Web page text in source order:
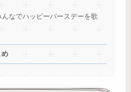
なでハッピーバースデーを歌
め